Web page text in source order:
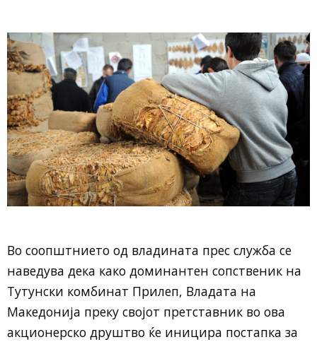
Во соопштнието од владината прес служба се
наведува дека како доминантен сопственик на
Тутунски комбинат Прилеп, Владата на
Македонија преку својот претставник во ова
акционерско друштво ќе иницира постапка за